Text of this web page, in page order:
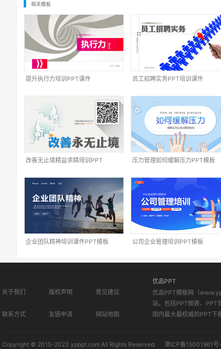
相关模板
提升执行力培训PPT课件 员工招聘实务PPT培训课件
改善无止境精益求精培训PPT 压力管理如何缓解压力PPT模板
企业团队精神培训课件PPT模板 公司企业管理培训PPT模板
关于我们 版权声明 意见建议
联系方式 友链申请 网站地图
优品PPT
优品PPT模板网（
站。包括PPT图表、PPT
国内最大最权威的PPT下
Copyright © 2015-2023 ypppt.com All Rights Reserved. 津ICP备15001961号